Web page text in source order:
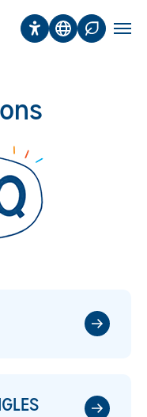
Accessibilité
Traduction
Affichage